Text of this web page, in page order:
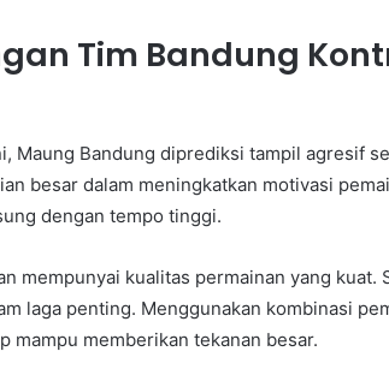
Tim Bandung
Maung Bandung diprediksi tampil agresif
besar dalam meningkatkan motivasi
dengan tempo tinggi.
mempunyai kualitas permainan yang kuat.
laga penting. Menggunakan kombinasi
mampu memberikan tekanan besar.